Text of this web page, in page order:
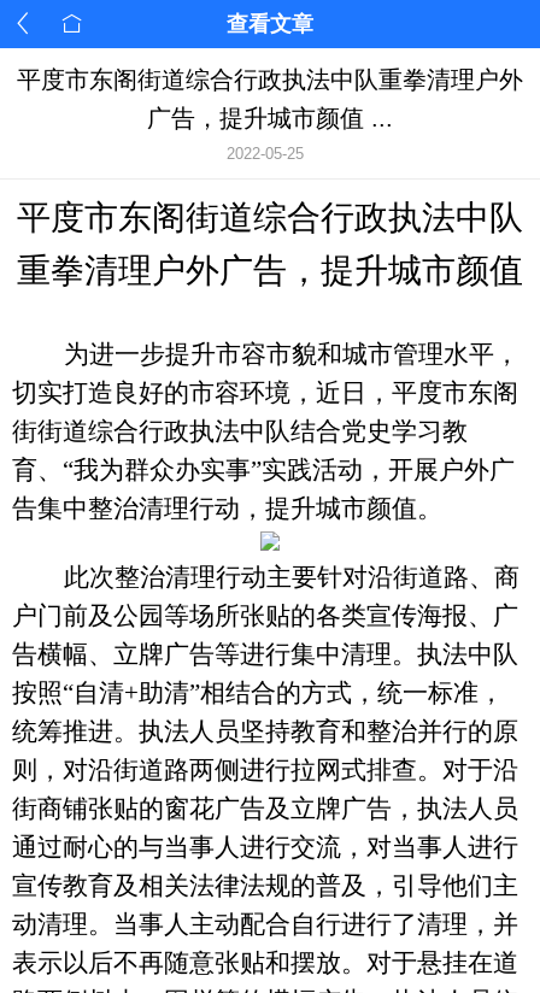
平度市东阁街道综合行政执法中队重拳清理户外
广告，提升城市颜值 ...
2022-05-25
平度市东阁街道综合行政执法中队
重拳清理户外广告，提升城市颜值
为进一步提升市容市貌和城市管理水平，
切实打造良好的市容环境，近日，平度市东阁
街街道综合行政执法中队结合党史学习教
育、 “我为群众办实事”实践活动，开展户外广
告集中整治清理行动，提升城市颜值。
此次整治清理行动主要针对沿街道路、商
户门前及公园等场所张贴的各类宣传海报、广
告横幅、立牌广告等进行集中清理。执法中队
按照“自清+助清”相结合的方式，统一标准，
统筹推进。执法人员坚持教育和整治并行的原
则，对沿街道路两侧进行拉网式排查。对于沿
街商铺张贴的窗花广告及立牌广告，执法人员
通过耐心的与当事人进行交流，对当事人进行
宣传教育及相关法律法规的普及，引导他们主
动清理。当事人主动配合自行进行了清理，并
表示以后不再随意张贴和摆放。对于悬挂在道
查看文章